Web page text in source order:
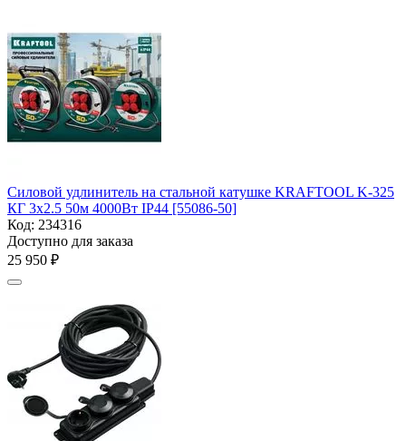
Силовой удлинитель на стальной катушке KRAFTOOL K-325
КГ 3х2.5 50м 4000Вт IP44 [55086-50]
Код: 234316
Доступно для заказа
25 950 ₽